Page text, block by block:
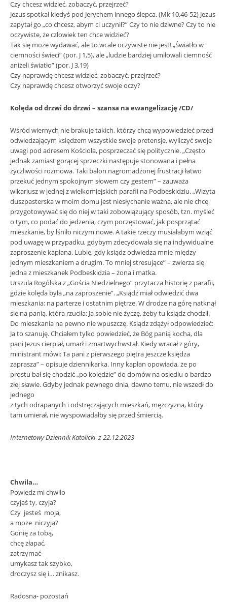
Czy chcesz widzieć, zobaczyć, przejrzeć?
Jezus spotkał kiedyś pod Jerychem innego ślepca. (Mk 10,46-52) Jezus
zapytał go „co chcesz, abym ci uczynił?” Czy to nie dziwne? Czy to nie
oczywiste, że człowiek ten chce widzieć?
Tak się może wydawać, ale to wcale oczywiste nie jest! „Światło w
ciemności świeci” (por. J 1,5), ale „ludzie bardziej umiłowali ciemność
aniżeli światło” (por. J 3,19)
Czy naprawdę chcesz widzieć, zobaczyć, przejrzeć?
Czy naprawdę chcesz otworzyć swoje oczy?
Kolęda od drzwi do drzwi – szansa na ewangelizację /CD/
Wśród wiernych nie brakuje takich, którzy chcą wypowiedzieć przed
odwiedzającym księdzem wszystkie swoje pretensje, wyliczyć swoje
uwagi pod adresem Kościoła, posprzeczać się politycznie. „Często
jednak zamiast gorącej sprzeczki następuje stonowana i pełna
życzliwości rozmowa. Taki balon nagromadzonej frustracji łatwo
przekuć jednym spokojnym słowem czy gestem” – zauważa
wikariusz w jednej z wielkomiejskich parafii na Podbeskidziu. „Wizyta
duszpasterska w moim domu jest niesłychanie ważna, ale nie chcę
przygotowywać się do niej w taki zobowiązujący sposób, tzn. myśleć
o tym, co podać do jedzenia, czym poczęstować, jak posprzątać
mieszkanie, by lśniło niczym nowe. A takie rzeczy musiałabym wziąć
pod uwagę w przypadku, gdybym zdecydowała się na indywidualne
zaproszenie kapłana. Lubię, gdy ksiądz odwiedza mnie między
jednym mieszkaniem a drugim. To mniej stresujące” – zwierza się
jedna z mieszkanek Podbeskidzia – żona i matka.
Urszula Rogólska z „Gościa Niedzielnego” przytacza historię z parafii,
gdzie kolęda była „na zaproszenie”. „Ksiądz miał odwiedzić dwa
mieszkania: na parterze i ostatnim piętrze. W drodze na górę natknął
się na panią, która rzuciła: Ja sobie nie życzę, żeby tu ksiądz chodził.
Do mieszkania na pewno nie wpuszczę. Ksiądz zdążył odpowiedzieć:
Ja to szanuję. Chciałem tylko powiedzieć, że Bóg panią kocha, dla
pani Jezus cierpiał, umarł i zmartwychwstał. Kiedy wracał z góry,
ministrant mówi: Ta pani z pierwszego piętra jeszcze księdza
zaprasza” – opisuje dziennikarka. Inny kapłan opowiada, że po
prostu bał się chodzić „po kolędzie” do domów na osiedlu o bardzo
złej sławie. Gdyby jednak pewnego dnia, dawno temu, nie wszedł do
jednego
z tych odrapanych i odstręczających mieszkań, mężczyzna, który
tam umierał, nie wyspowiadałby się przed śmiercią.
Internetowy Dziennik Katolicki z 22.12.2023
Chwila…
Powiedz mi chwilo
czyjaś ty, czyja?
Czy jesteś moja,
a może niczyja?
Gonię za tobą,
chcę złapać,
zatrzymać-
umykasz tak szybko,
droczysz się i… znikasz.
Radosna- pozostań